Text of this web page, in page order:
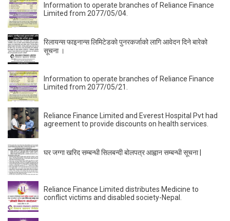
Information to operate branches of Reliance Finance
Limited from 2077/05/04.
रिलायन्स फाइनान्स लिमिटेडकाे पुनरकर्जाको लागि आवेदन दिने बारेको
सूचना ।
Information to operate branches of Reliance Finance
Limited from 2077/05/21.
Reliance Finance Limited and Everest Hospital Pvt had
agreement to provide discounts on health services.
घर जग्गा खरिद सम्बन्धी सिलबन्दी बोलपत्र आह्वान सम्बन्धी सूचना |
Reliance Finance Limited distributes Medicine to
conflict victims and disabled society-Nepal.